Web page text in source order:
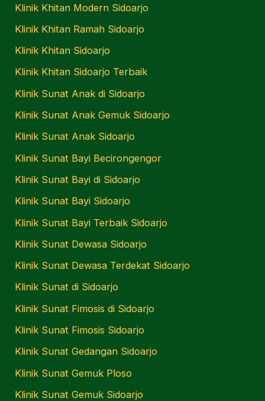
Klinik Khitan Modern Sidoarjo
Klinik Khitan Ramah Sidoarjo
Klinik Khitan Sidoarjo
Klinik Khitan Sidoarjo Terbaik
Klinik Sunat Anak di Sidoarjo
Klinik Sunat Anak Gemuk Sidoarjo
Klinik Sunat Anak Sidoarjo
Klinik Sunat Bayi Becirongengor
Klinik Sunat Bayi di Sidoarjo
Klinik Sunat Bayi Sidoarjo
Klinik Sunat Bayi Terbaik Sidoarjo
Klinik Sunat Dewasa Sidoarjo
Klinik Sunat Dewasa Terdekat Sidoarjo
Klinik Sunat di Sidoarjo
Klinik Sunat Fimosis di Sidoarjo
Klinik Sunat Fimosis Sidoarjo
Klinik Sunat Gedangan Sidoarjo
Klinik Sunat Gemuk Ploso
Klinik Sunat Gemuk Sidoarjo